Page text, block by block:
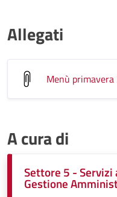
Allegati
Menù
A cura di
Settore 5 - Servizi
Gestione